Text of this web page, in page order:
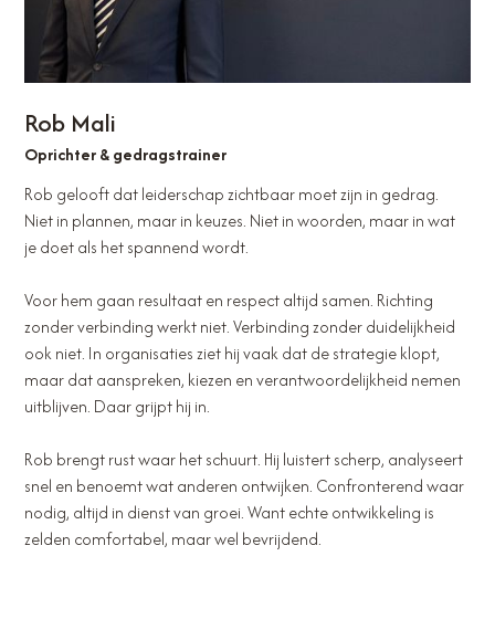
Rob Mali
Oprichter & gedragstrainer
Rob gelooft dat leiderschap zichtbaar moet zijn in gedrag.
Niet in plannen, maar in keuzes. Niet in woorden, maar in wat
je doet als het spannend wordt.
Voor hem gaan resultaat en respect altijd samen. Richting
zonder verbinding werkt niet. Verbinding zonder duidelijkheid
ook niet. In organisaties ziet hij vaak dat de strategie klopt,
maar dat aanspreken, kiezen en verantwoordelijkheid nemen
uitblijven. Daar grijpt hij in.
Rob brengt rust waar het schuurt. Hij luistert scherp, analyseert
snel en benoemt wat anderen ontwijken. Confronterend waar
nodig, altijd in dienst van groei. Want echte ontwikkeling is
zelden comfortabel, maar wel bevrijdend.